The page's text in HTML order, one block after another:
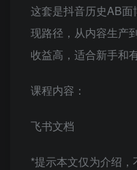
这套是抖音历史AB
现路径，从内容生产
收益高，适合新手和
课程内容：
飞书文档
*提示本文仅为介绍